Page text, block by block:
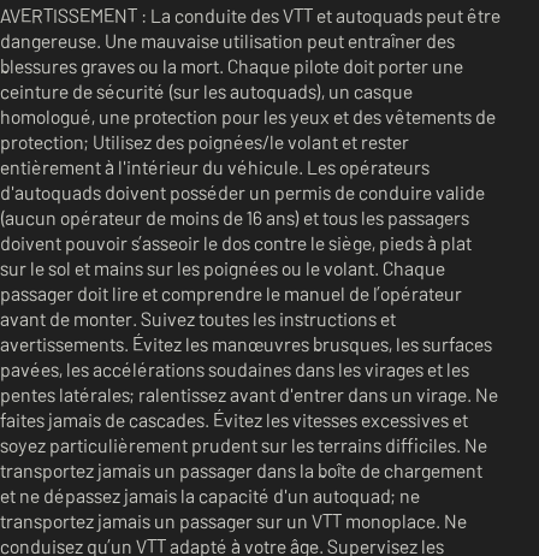
AVERTISSEMENT : La conduite des VTT et autoquads peut être
dangereuse. Une mauvaise utilisation peut entraîner des
blessures graves ou la mort. Chaque pilote doit porter une
ceinture de sécurité (sur les autoquads), un casque
homologué, une protection pour les yeux et des vêtements de
protection; Utilisez des poignées/le volant et rester
entièrement à l'intérieur du véhicule. Les opérateurs
d'autoquads doivent posséder un permis de conduire valide
(aucun opérateur de moins de 16 ans) et tous les passagers
doivent pouvoir s’asseoir le dos contre le siège, pieds à plat
sur le sol et mains sur les poignées ou le volant. Chaque
passager doit lire et comprendre le manuel de l’opérateur
avant de monter. Suivez toutes les instructions et
avertissements. Évitez les manœuvres brusques, les surfaces
pavées, les accélérations soudaines dans les virages et les
pentes latérales; ralentissez avant d'entrer dans un virage. Ne
faites jamais de cascades. Évitez les vitesses excessives et
soyez particulièrement prudent sur les terrains difficiles. Ne
transportez jamais un passager dans la boîte de chargement
et ne dépassez jamais la capacité d'un autoquad; ne
transportez jamais un passager sur un VTT monoplace. Ne
conduisez qu’un VTT adapté à votre âge. Supervisez les